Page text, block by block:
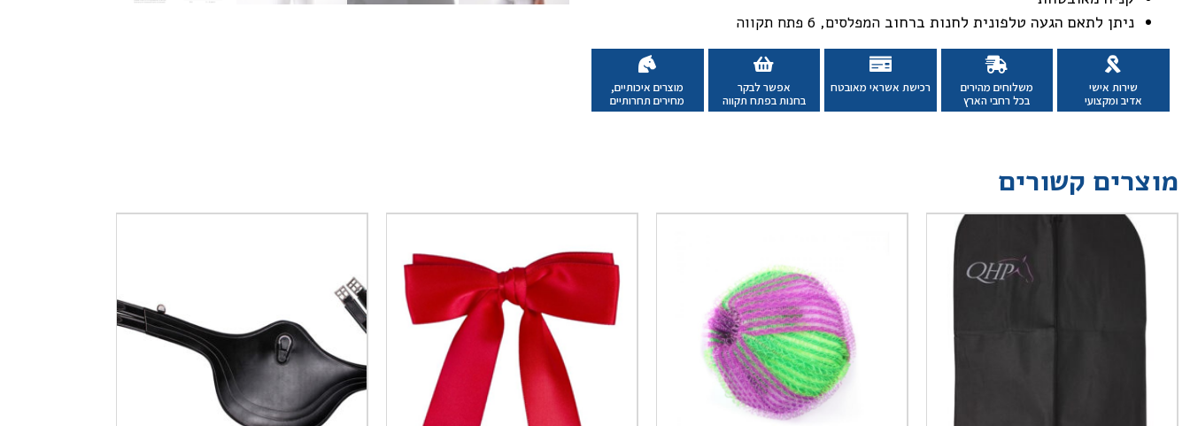
ניתן לתאם הגעה טלפונית לחנות ברחובהמפלסים, 6 פתח תקווה
שירות אישי
אדיב ומקצועי
משלוחים מהירים
בכל רחבי הארץ
רכישת אשראי מאובטח
אפשר לבקר
בחנות בפתח תקווה
מוצרים איכותיים,
מחירים תחרותיים
מוצרים קשורים